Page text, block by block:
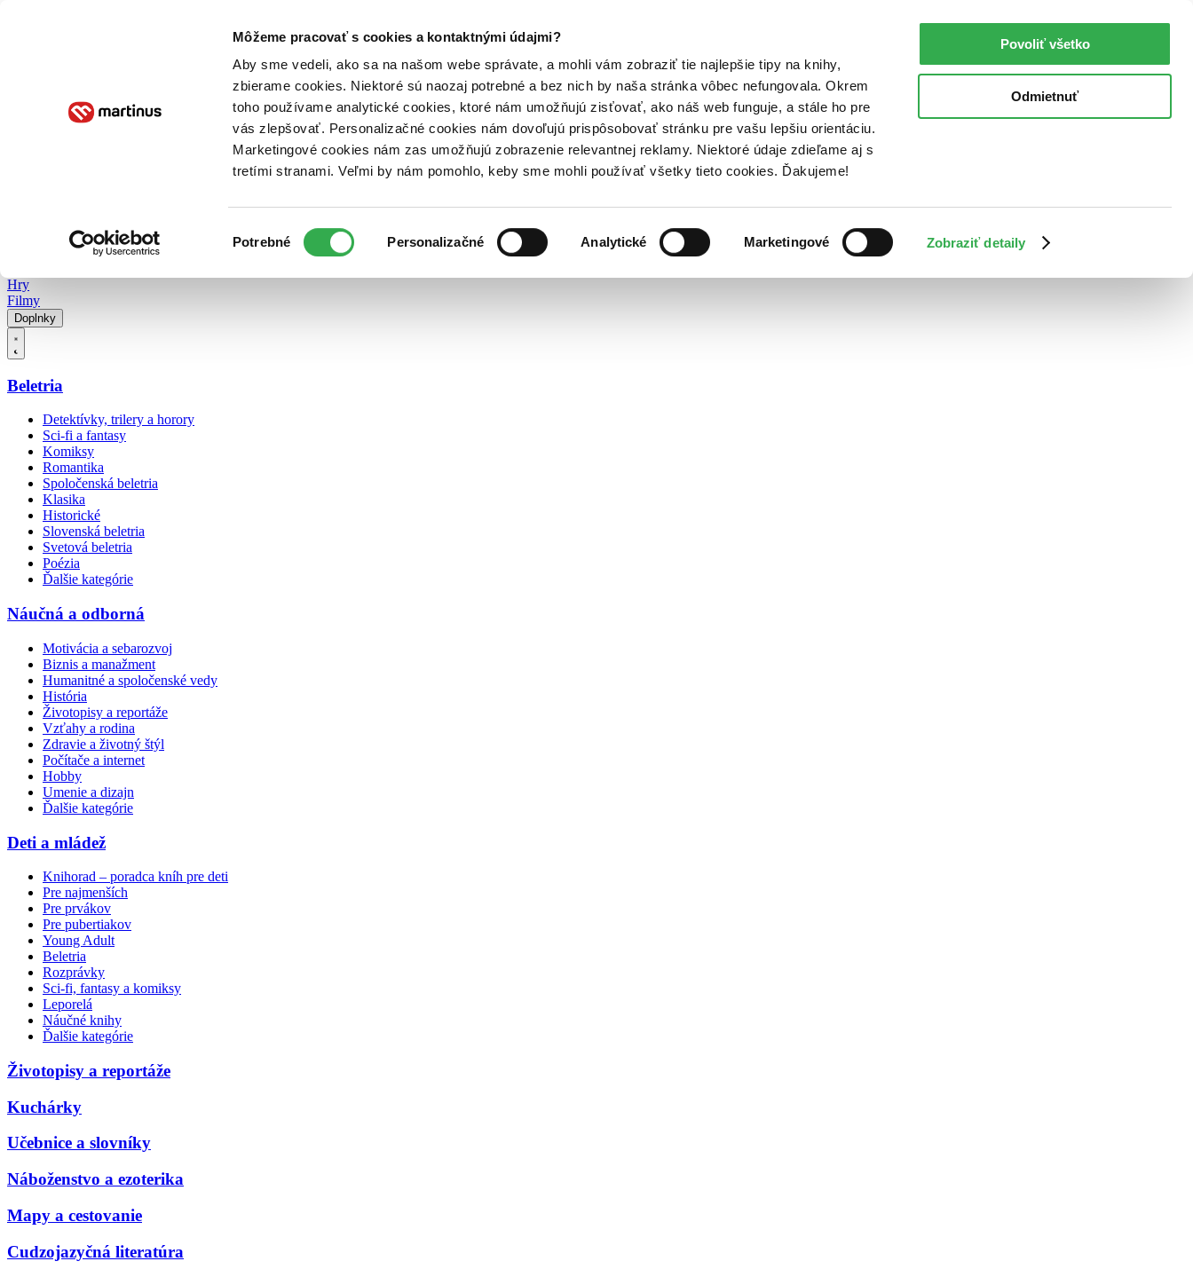
Môžeme pracovať s cookies a kontaktnými údajmi?
Aby sme vedeli, ako sa na našom webe správate, a mohli vám zobraziť tie najlepšie tipy na knihy,
zbierame cookies. Niektoré sú naozaj potrebné a bez nich by naša stránka vôbec nefungovala. Okrem
toho používame analytické cookies, ktoré nám umožňujú zisťovať, ako náš web funguje, a stále ho pre
vás zlepšovať. Personalizačné cookies nám dovoľujú prispôsobovať stránku pre vašu lepšiu orientáciu.
Marketingové cookies nám zas umožňujú zobrazenie relevantnej reklamy. Niektoré údaje zdieľame aj s
tretími stranami. Veľmi by nám pomohlo, keby sme mohli používať všetky tieto cookies. Ďakujeme!
súhlasu
Potrebné Personalizačné Analytické Marketingové Zobraziť detaily
Povoliť všetko
Odmietnuť
Poukážky Kontakt
Hry
Filmy
Doplnky
Beletria
Detektívky, trilery a horory
Sci-fi a fantasy
Komiksy
Romantika
Spoločenská beletria
Klasika
Historické
Slovenská beletria
Svetová beletria
Poézia
Ďalšie kategórie
Náučná a odborná
Motivácia a sebarozvoj
Biznis a manažment
Humanitné a spoločenské vedy
História
Životopisy a reportáže
Vzťahy a rodina
Zdravie a životný štýl
Počítače a internet
Hobby
Umenie a dizajn
Ďalšie kategórie
Deti a mládež
Knihorad – poradca kníh pre deti
Pre najmenších
Pre prvákov
Pre pubertiakov
Young Adult
Beletria
Rozprávky
Sci-fi, fantasy a komiksy
Leporelá
Náučné knihy
Ďalšie kategórie
Životopisy a reportáže
Kuchárky
Učebnice a slovníky
Náboženstvo a ezoterika
Mapy a cestovanie
Cudzojazyčná literatúra